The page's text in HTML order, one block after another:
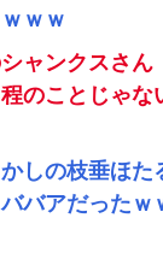
ｗｗ
シャンクスさ
のことじゃ
かしの枝垂ほ
バアだった